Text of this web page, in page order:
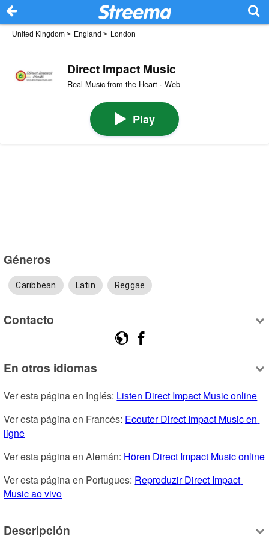
United Kingdom > England > London
Direct Impact Music
Real Music from the Heart · Web
Play
Géneros
Caribbean Latin Reggae
Contacto
En otros idiomas
Ver esta página en Inglés: Listen Direct Impact Music online
Ver esta página en Francés: Ecouter Direct Impact Music en
ligne
Ver esta página en Alemán: Hören Direct Impact Music online
Ver esta página en Portugues: Reproduzir Direct Impact
Music ao vivo
Descripción